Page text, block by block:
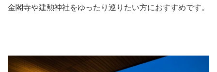
金閣寺や建勲神社をゆったり巡りたい方におすすめです。